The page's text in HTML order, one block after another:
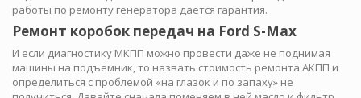
работы по ремонту генератора дается гарантия.
Ремонт коробок передач на Ford S-Max
И если диагностику МКПП можно провести даже не поднимая
машины на подъемник, то назвать стоимость ремонта АКПП и
определиться с проблемой «на глазок и по запаху» не